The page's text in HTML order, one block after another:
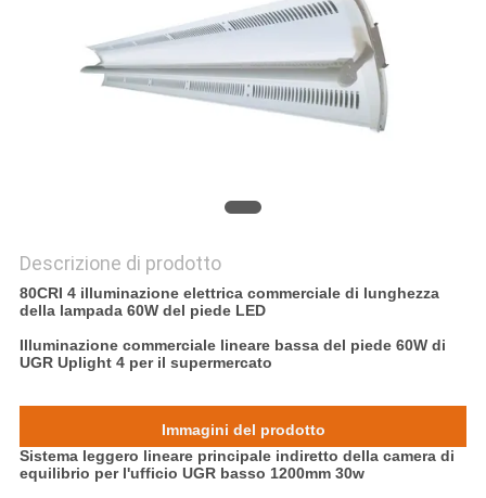
Descrizione di prodotto
80CRI 4 illuminazione elettrica commerciale di lunghezza
della lampada 60W del piede LED
Illuminazione commerciale lineare bassa del piede 60W di
UGR Uplight 4 per il supermercato
Immagini del prodotto
Sistema leggero lineare principale indiretto della camera di
equilibrio per l'ufficio UGR basso 1200mm 30w